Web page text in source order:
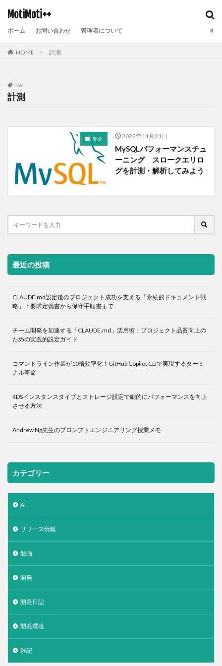
MotiMoti++
ホーム お問い合わせ 管理者について
HOME 計測
TAG
計測
開発 2022年11月21日
MySQLパフォーマンスチュ
ーニング スロークエリロ
グを計測・解析してみよう
最近の投稿
CLAUDE.md設定後のプロジェクト成功を支える「永続的ドキュメント戦
略」：要求定義書から保守手順書まで
チーム開発を加速する「CLAUDE.md」活用術：プロジェクト品質向上の
ための実践的設定ガイド
コマンドライン作業が10倍効率化！GitHub Copilot CLIで実現するターミ
ナル革命
RDSインスタンスタイプとストレージ設定で劇的にパフォーマンスを向上
させる方法
Andrew Ng先生のプロンプトエンジニアリング授業メモ
カテゴリー
AI
リリース情報
勉強
開発
開発日記
開発環境
雑記